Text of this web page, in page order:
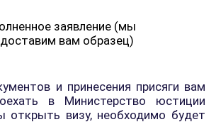
заявление (мы
вам образец)
и принесения присяги вам
в Министерство юстиции
открыть визу, необходимо будет